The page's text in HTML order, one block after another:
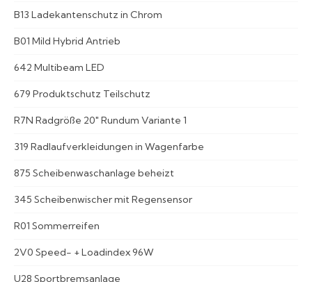
B13 Ladekantenschutz in Chrom
B01 Mild Hybrid Antrieb
642 Multibeam LED
679 Produktschutz Teilschutz
R7N Radgröße 20" Rundum Variante 1
319 Radlaufverkleidungen in Wagenfarbe
875 Scheibenwaschanlage beheizt
345 Scheibenwischer mit Regensensor
R01 Sommerreifen
2V0 Speed- + Loadindex 96W
U28 Sportbremsanlage